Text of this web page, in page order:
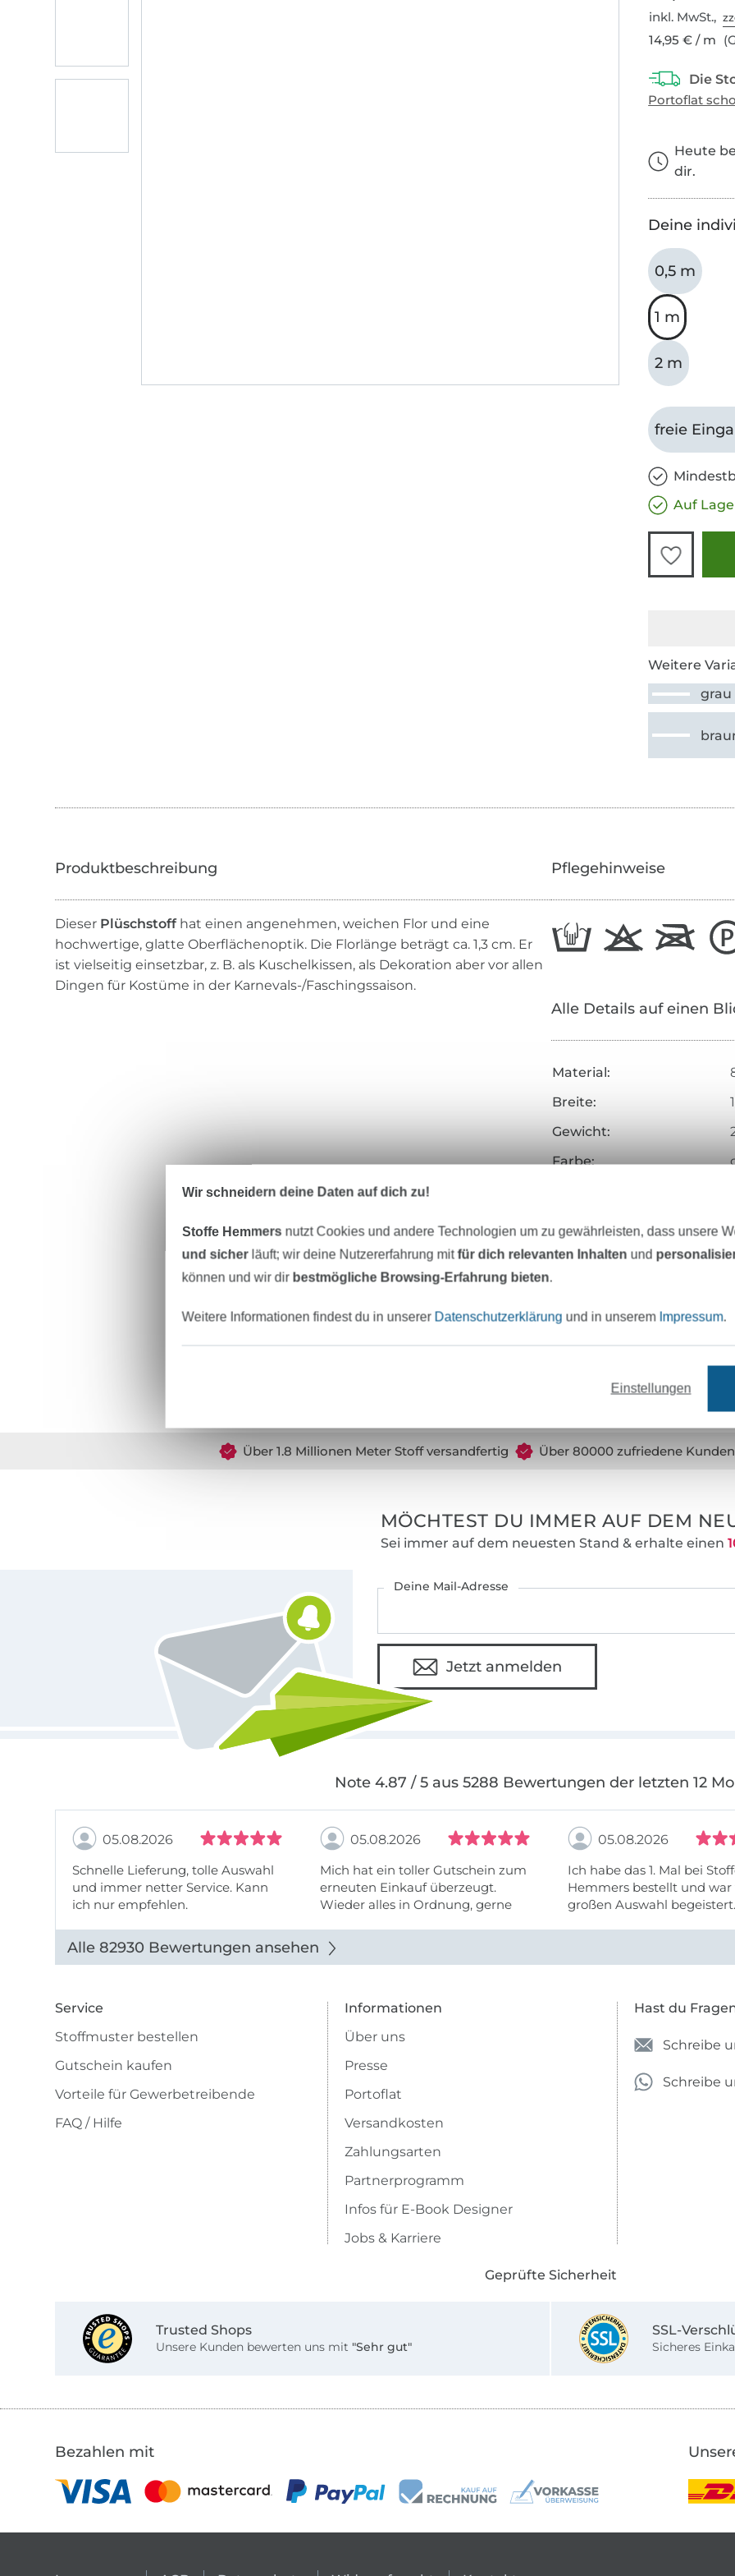
inkl. MwSt.,
14,95 € / m
Heute
dir.
Deine
0,5 m
1 m
2 m
freie
Auf
Weitere
grau
Dieser Plüschstoffhat einen angenehmen, weichen Flor und eine
hochwertige, glatte Oberflächenoptik. Die Florlänge beträgt ca. 1,3 cm. Er
ist vielseitig einsetzbar, z. B. als Kuschelkissen, als Dekoration aber vor allen
Dingen für Kostüme in der Karnevals-/Faschingssaison.
Pflegehinweise
Alle Details auf einen
Material:
Breite:
Gewicht:
Farbe:
Herstellungsart:
Veredelung:
Merkmale:
Über 1.8 Millionen Meter Stoff versandfertig Über 80000 zufriedene Kunden
MÖCHTEST DU IMMER AUF DEM
Sei immer auf dem neuesten Stand & erhalte einen
Deine Mail-Adresse
Jetzt anmelden
Note 4.87 / 5 aus 5288 Bewertungen der letzten 12
05.08.2026
Schnelle Lieferung, tolle Auswahl
und immer netter Service. Kann
ich nur empfehlen.
05.08.2026
Mich hat ein toller Gutschein zum
erneuten Einkauf überzeugt.
Wieder alles in Ordnung, gerne
05.08.2026
Ich habe das 1. Mal bei
Hemmers bestellt und war
großen Auswahl
Alle 82930 Bewertungen ansehen
Service
Stoffmuster bestellen
Gutschein kaufen
Vorteile für Gewerbetreibende
FAQ / Hilfe
Informationen
Über uns
Presse
Portoflat
Versandkosten
Zahlungsarten
Partnerprogramm
Infos für E-Book Designer
Jobs & Karriere
Hast du
Schreibe
Schreibe
Geprüfte Sicherheit
Trusted Shops
Unsere Kunden bewerten uns mit "Sehr gut"
SSL-
Sicheres
Bezahlen mit
Wir schneidern deine Daten auf dich zu!
Stoffe Hemmers nutzt Cookies und andere Technologien um zu gewährleisten, dass unsere
und sicherläuft; wir deine Nutzererfahrung mitfür dich relevanten Inhalten und
können und wir dir bestmögliche Browsing-Erfahrung bieten.
Weitere Informationen findest du in unserer Datenschutzerklärung und in unserem Impressum.
Einstellungen